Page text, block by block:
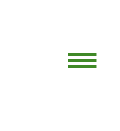
Wesermarsch